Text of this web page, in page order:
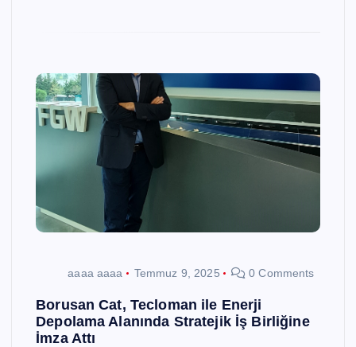
aaaa aaaa Temmuz 9, 2025 0 Comments
Borusan Cat, Tecloman ile Enerji
Depolama Alanında Stratejik İş Birliğine
İmza Attı